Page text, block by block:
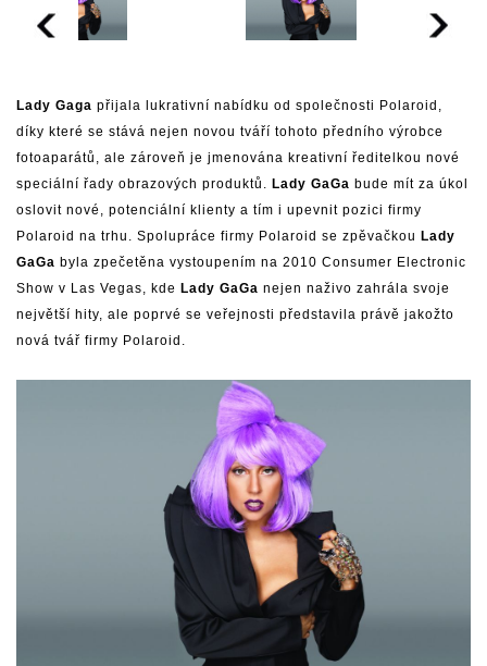
Lady Gaga přijala lukrativní nabídku od společnosti Polaroid,
díky které se stává nejen novou tváří tohoto předního výrobce
fotoaparátů, ale zároveň je jmenována kreativní ředitelkou nové
speciální řady obrazových produktů. Lady GaGa bude mít za úkol
oslovit nové, potenciální klienty a tím i upevnit pozici firmy
Polaroid na trhu. Spolupráce firmy Polaroid se zpěvačkou Lady
GaGa byla zpečetěna vystoupením na 2010 Consumer Electronic
Show v Las Vegas, kde Lady GaGa nejen naživo zahrála svoje
největší hity, ale poprvé se veřejnosti představila právě jakožto
nová tvář firmy Polaroid.